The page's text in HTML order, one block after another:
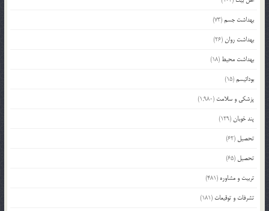
بهداشت جسم(73)
بهداشت روان(26)
بهداشت محیط (18)
بودائیسم(15)
پزشکی و سلامت (1,980)
پند خوبان(129)
تحصیل (62)
تحصیل (65)
تربیت و مشاوره (481)
تشرفات و توقیعات (181)